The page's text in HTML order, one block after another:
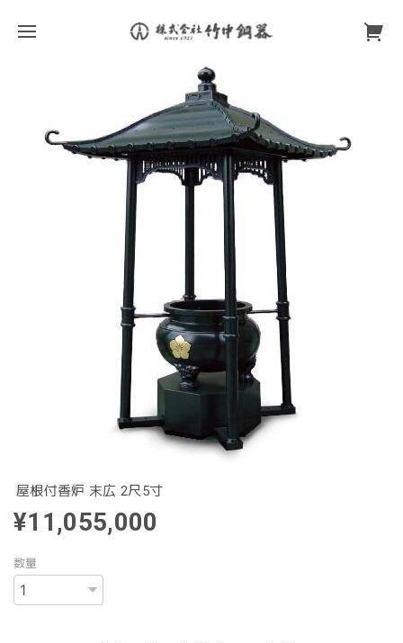
屋根付香炉 末広 2尺5寸
¥11,055,000
数量